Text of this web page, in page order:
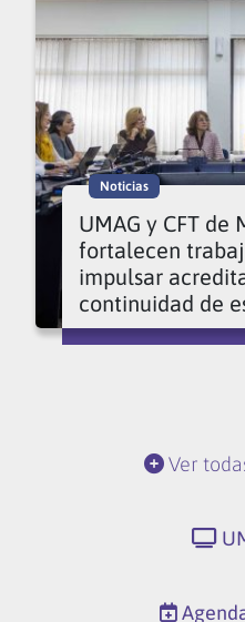
Noticias
UMAG y CFT de
fortalecen
impulsar
continuidad de
Ver